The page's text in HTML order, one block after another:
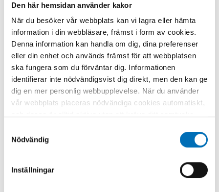
Den här hemsidan använder kakor
När du besöker vår webbplats kan vi lagra eller hämta
information i din webbläsare, främst i form av cookies.
Denna information kan handla om dig, dina preferenser
eller din enhet och används främst för att webbplatsen
ska fungera som du förväntar dig. Informationen
identifierar inte nödvändigsvist dig direkt, men den kan ge
dig en mer personlig webbupplevelse. När du använder
vår webbplats placeras nödvändiga cookies automatiskt,
använda webbplatsen och dess funktioner. Vi respekterar
din integritet, och du kan välja vilka ytterligare cookies
oklassificerade) du vill acceptera. Klicka på de olika
Nödvändig
Inställningar